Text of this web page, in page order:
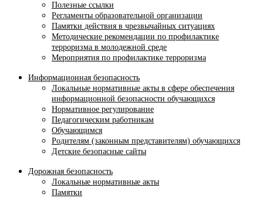
Полезные ссылки
Регламенты образовательной организации
Памятки действия в чрезвычайных ситуациях
Методические рекомендации по профилактике
терроризма в молодежной среде
Мероприятия по профилактике терроризма
Информационная безопасность
Локальные нормативные акты в сфере обеспечения
информационной безопасности обучающихся
Нормативное регулирование
Педагогическим работникам
Обучающимся
Родителям (законным представителям) обучающихся
Детские безопасные сайты
Дорожная безопасность
Локальные нормативные акты
Памятки